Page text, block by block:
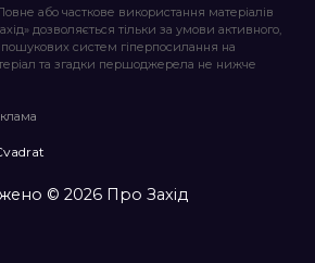
або часткове використання матеріалів
дозволяється тільки за умови активного,
пошукових систем гіперпосилання на
та згадки першоджерела не нижче
© 2026 Про Захід